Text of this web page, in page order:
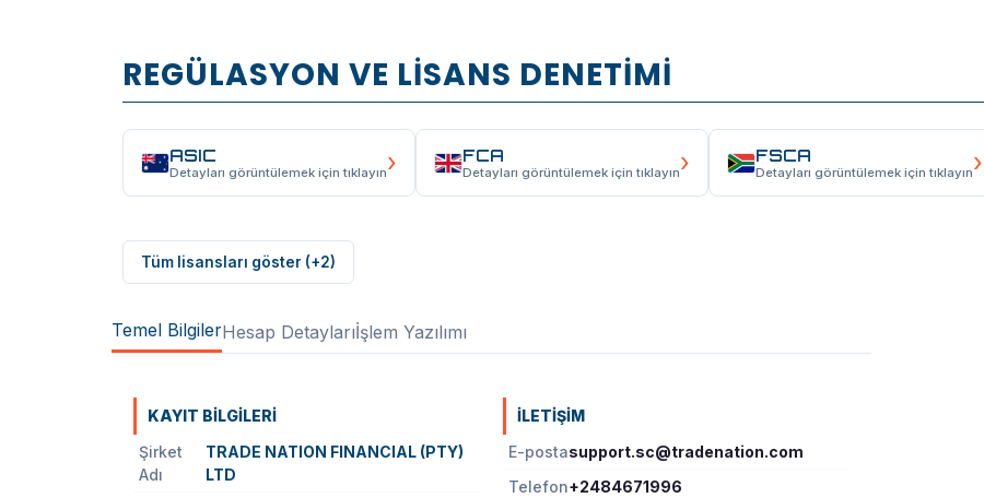
REGÜLASYON VE LİSANS DENETİMİ
ASIC
Detayları görüntülemek için tıklayın› FCA
Detayları görüntülemek için tıklayın› FSCA
Detayları görüntülemek için tıklayın›
Tüm lisansları göster (+2)
Temel BilgilerHesap Detaylarıİşlem Yazılımı
KAYIT BILGILERI
Şirket
Adı
TRADE NATION FINANCIAL (PTY)
LTD
İLETIŞIM
E-postasupport.sc@tradenation.com
Telefon+2484671996